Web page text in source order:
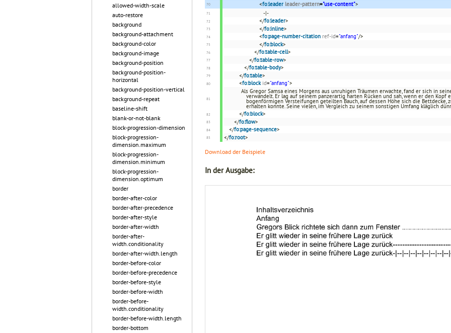
allowed-width-scale
auto-restore
background
background-attachment
background-color
background-image
background-position
background-position-
horizontal
background-position-vertical
background-repeat
baseline-shift
blank-or-not-blank
block-progression-dimension
block-progression-
dimension.maximum
block-progression-
dimension.minimum
block-progression-
dimension.optimum
border
border-after-color
border-after-precedence
border-after-style
border-after-width
border-after-
width.conditionality
border-after-width.length
border-before-color
border-before-precedence
border-before-style
border-before-width
border-before-
width.conditionality
border-before-width.length
border-bottom
<fo:leader leader-pattern="use-content">
-|-
</fo:leader>
</fo:inline>
<fo:page-number-citation ref-id="anfang"/>
</fo:block>
</fo:table-cell>
</fo:table-row>
</fo:table-body>
</fo:table>
<fo:block id="anfang">
Als Gregor Samsa eines Morgens aus unruhigen Träumen erwachte, fand er sich in
verwandelt. Er lag auf seinem panzerartig harten Rücken und sah, wenn er den Kopf
bogenförmigen Versteifungen geteilten Bauch, auf dessen Höhe sich die Bettdecke,
erhalten konnte. Seine vielen, im Vergleich zu seinem sonstigen Umfang kläglich
</fo:block>
</fo:flow>
</fo:page-sequence>
</fo:root>
Download der Beispiele
In der Ausgabe: